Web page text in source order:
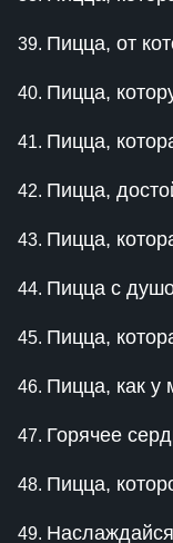
Пицца, от
Пицца,
Пицца,
Пицца,
Пицца,
Пицца с
Пицца,
Пицца, как у
Горячее
Пицца,